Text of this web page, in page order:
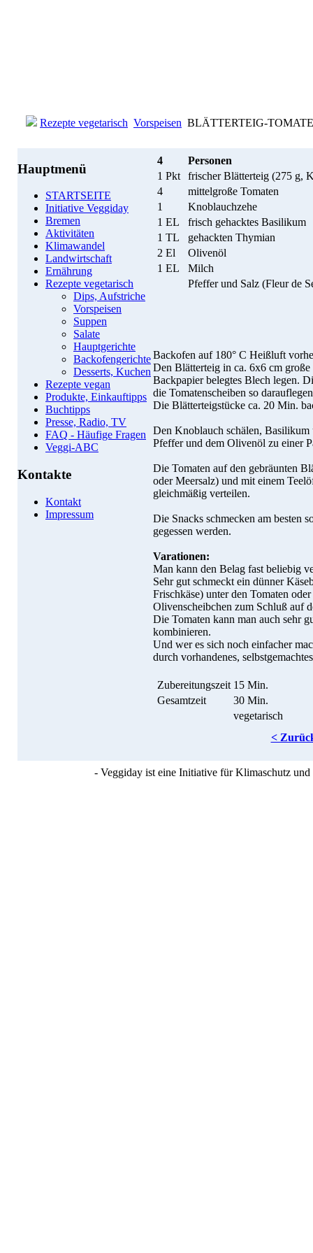
Rezepte vegetarisch Vorspeisen BLÄTTERTEIG-
Hauptmenü
STARTSEITE
Initiative Veggiday
Bremen
Aktivitäten
Klimawandel
Landwirtschaft
Ernährung
Rezepte vegetarisch
Dips, Aufstriche
Vorspeisen
Suppen
Salate
Hauptgerichte
Backofengerichte
Desserts, Kuchen
Rezepte vegan
Produkte, Einkauftipps
Buchtipps
Presse, Radio, TV
FAQ - Häufige Fragen
Veggi-ABC
Kontakte
Kontakt
Impressum
4
Personen
1 Pkt
frischer Blätterteig (275 g,
4
mittelgroße Tomaten
1
Knoblauchzehe
1 EL
frisch gehacktes Basilikum
1 TL
gehackten Thymian
2 El
Olivenöl
1 EL
Milch
Pfeffer und Salz (Fleur de
Backofen auf 180° C Heißluft
Den Blätterteig in ca. 6x6 cm
Backpapier belegtes Blech legen.
die Tomatenscheiben so
Die Blätterteigstücke ca. 20 Min.
Den Knoblauch schälen,
Pfeffer und dem Olivenöl zu einer
Die Tomaten auf den gebräunten
oder Meersalz) und mit einem
gleichmäßig verteilen.
Die Snacks schmecken am besten
gegessen werden.
Varationen:
Man kann den Belag fast beliebig
Sehr gut schmeckt ein dünner
Frischkäse) unter den Tomaten
Olivenscheibchen zum Schluß auf
Die Tomaten kann man auch sehr
kombinieren.
Und wer es sich noch einfacher
durch vorhandenes,
Zubereitungszeit 15 Min.
Gesamtzeit
30 Min.
vegetarisch
<
- Veggiday ist eine Initiative für Klimaschutz